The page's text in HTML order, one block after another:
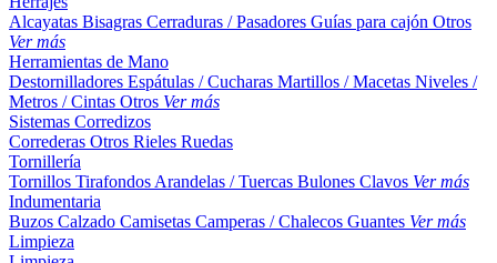
Alcayatas Bisagras Cerraduras / Pasadores Guías para cajón Otros
Ver más
Herramientas de Mano
Destornilladores Espátulas / Cucharas Martillos / Macetas Niveles /
Metros / Cintas Otros Ver más
Sistemas Corredizos
Correderas Otros Rieles Ruedas
Tornillería
Tornillos Tirafondos Arandelas / Tuercas Bulones Clavos Ver más
Indumentaria
Buzos Calzado Camisetas Camperas / Chalecos Guantes Ver más
Limpieza